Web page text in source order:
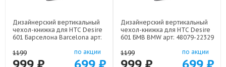
Дизайнерский вертикальный
чехол-книжка для HTC Desire
601 Барселона Barcelona арт:
1199
по акции
Дизайнерский вертикальный
чехол-книжка для HTC Desire
601 БМВ BMW арт: 48079-22329
1199 по акции